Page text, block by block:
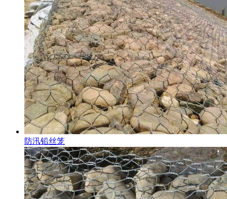
防汛铅丝笼